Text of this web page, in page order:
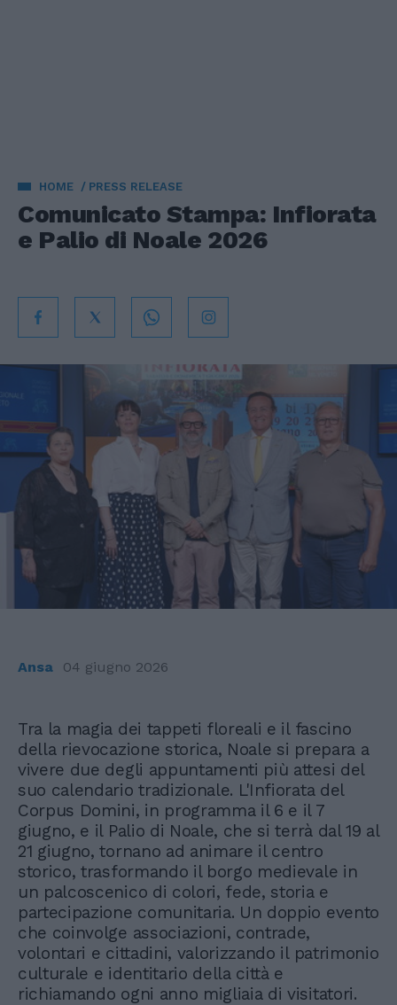
HOME PRESS RELEASE
Comunicato Stampa: Infiorata
e Palio di Noale 2026
Ansa 04 giugno 2026
Tra la magia dei tappeti floreali e il fascino
della rievocazione storica, Noale si prepara a
vivere due degli appuntamenti più attesi del
suo calendario tradizionale. L'Infiorata del
Corpus Domini, in programma il 6 e il 7
giugno, e il Palio di Noale, che si terrà dal 19 al
21 giugno, tornano ad animare il centro
storico, trasformando il borgo medievale in
un palcoscenico di colori, fede, storia e
partecipazione comunitaria. Un doppio evento
che coinvolge associazioni, contrade,
volontari e cittadini, valorizzando il patrimonio
culturale e identitario della città e
richiamando ogni anno migliaia di visitatori.